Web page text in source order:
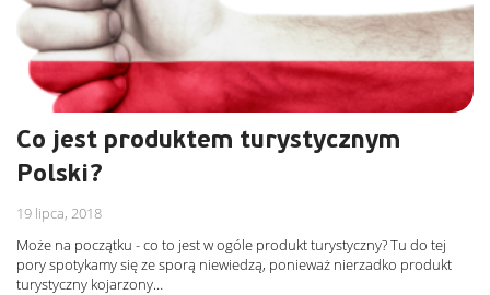
Co jest produktem turystycznym
Polski?
19 lipca, 2018
Może na początku - co to jest w ogóle produkt turystyczny? Tu do tej
pory spotykamy się ze sporą niewiedzą, ponieważ nierzadko produkt
turystyczny kojarzony…